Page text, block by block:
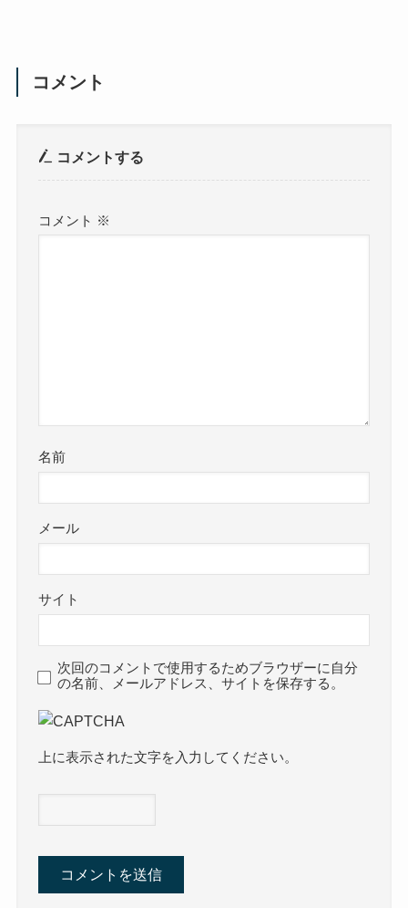
コメント
コメントする
コメント ※
名前
メール
サイト
次回のコメントで使用するためブラウザーに自分
の名前、メールアドレス、サイトを保存する。
上に表示された文字を入力してください。